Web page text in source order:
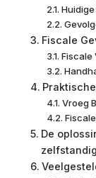
Fiscale
Fiscale
Vroeg
De